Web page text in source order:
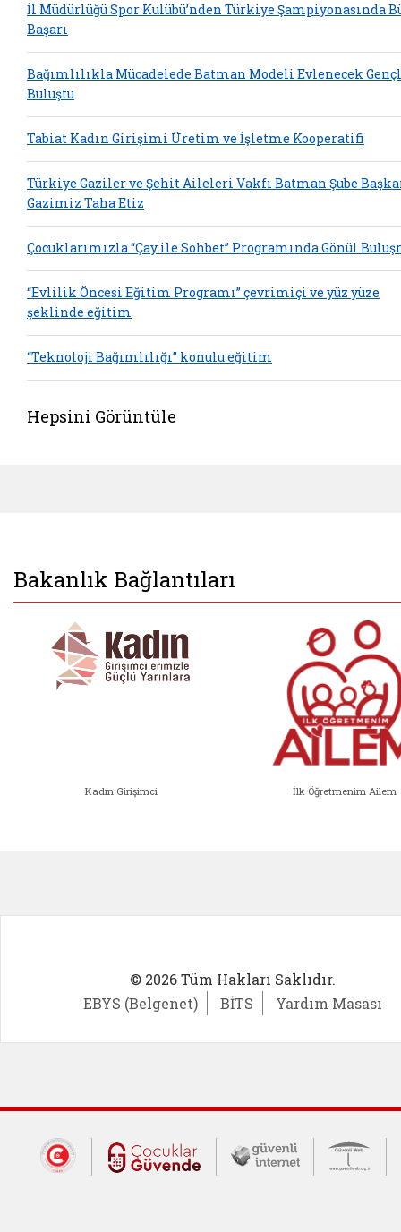
İl Müdürlüğü Spor Kulübü’nden Türkiye Şampiyonasında
Başarı
Bağımlılıkla Mücadelede Batman Modeli Evlenecek
Buluştu
Tabiat Kadın Girişimi Üretim ve İşletme Kooperatifi
Türkiye Gaziler ve Şehit Aileleri Vakfı Batman Şube
Gazimiz Taha Etiz
Çocuklarımızla “Çay ile Sohbet” Programında Gönül
“Evlilik Öncesi Eğitim Programı” çevrimiçi ve yüz yüze
şeklinde eğitim
“Teknoloji Bağımlılığı” konulu eğitim
Hepsini Görüntüle
Bakanlık Bağlantıları
Kadın Girişimci İlk Öğretmenim Ailem
© 2026 Tüm Hakları Saklıdır.
EBYS (Belgenet)
BİTS Yardım Masası
Dış Bağlantılar
Cumhurbaşkanlığı İletişim Merkezi
Çocuklar Güvende (yeni
Güvenli